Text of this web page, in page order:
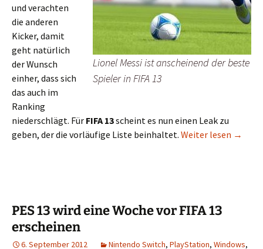
Lionel Messi ist anscheinend der beste
Spieler in FIFA 13
und verachten
die anderen
Kicker, damit
geht natürlich
der Wunsch
einher, dass sich
das auch im
Ranking
niederschlägt. Für FIFA 13scheint es nun einen Leak zu
geben, der die vorläufige Liste beinhaltet. Weiter lesen Wer
→
PES 13 wird eine Woche vor FIFA 13
erscheinen
6. September 2012 Nintendo Switch, PlayStation, Windows,